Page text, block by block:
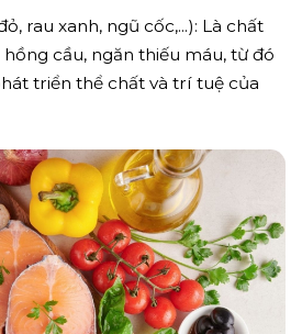
rau xanh, ngũ cốc,...): Là chất
cầu, ngăn thiếu máu, từ đó
triển thể chất và trí tuệ của